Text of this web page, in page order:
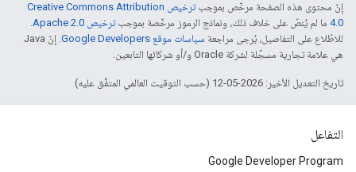
إنّ محتوى هذه الصفحة مرخّص بموجب
ترخيص Creative Commons Attribution
4.0‏ ما لم يُنصّ على خلاف ذلك، ونماذج الرموز مرخّصة بموجبترخيص Apache 2.0‏
.
للاطّلاع على التفاصيل، يُرجى مراجعة سياسات موقع Google Developers‏
. إنّ Java
هي علامة تجارية مسجَّلة لشركة Oracle و/أو شركائها التابعين.
تاريخ التعديل الأخير: 2026-05-12 (حسب التوقيت العالمي المتفَّق عليه)
التفاعل
Google Developer Program